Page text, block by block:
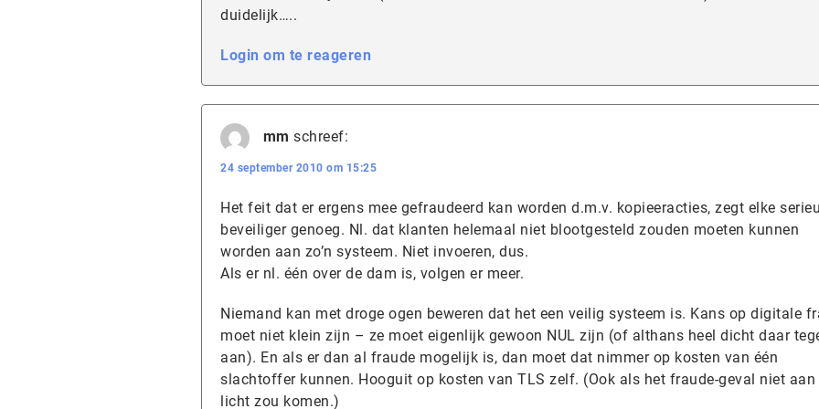
duidelijk…..
Login om te reageren
mm schreef:
24 september 2010 om 15:25
Het feit dat er ergens mee gefraudeerd kan worden d.m.v. kopieeracties, zegt elke
beveiliger genoeg. Nl. dat klanten helemaal niet blootgesteld zouden moeten kunnen
worden aan zo’n systeem. Niet invoeren, dus.
Als er nl. één over de dam is, volgen er meer.
Niemand kan met droge ogen beweren dat het een veilig systeem is. Kans op digitale
moet niet klein zijn – ze moet eigenlijk gewoon NUL zijn (of althans heel dicht daar
aan). En als er dan al fraude mogelijk is, dan moet dat nimmer op kosten van één
slachtoffer kunnen. Hooguit op kosten van TLS zelf. (Ook als het fraude-geval niet aan
licht zou komen.)